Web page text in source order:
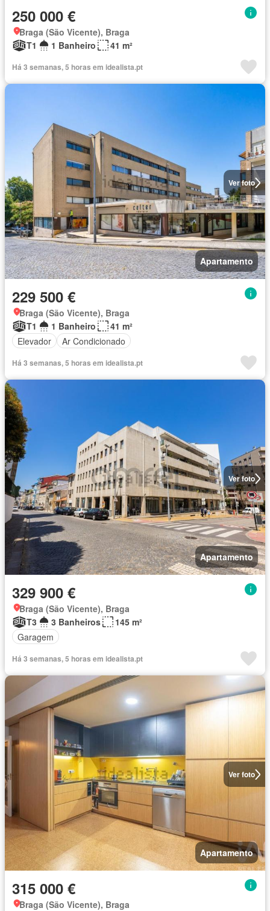
250 000 €
Braga (São Vicente), Braga
T1
1 Banheiro 41 m²
Há 3 semanas, 5 horas em idealista.pt
Ver foto
Apartamento
229 500 €
Braga (São Vicente), Braga
T1
1 Banheiro
41 m²
Elevador
Ar Condicionado
Há 3 semanas, 5 horas em idealista.pt
Ver foto
Apartamento
329 900 €
Braga (São Vicente), Braga
T3
3 Banheiros
145 m²
Garagem
Há 3 semanas, 5 horas em idealista.pt
Ver foto
Apartamento
315 000 €
Braga (São Vicente), Braga